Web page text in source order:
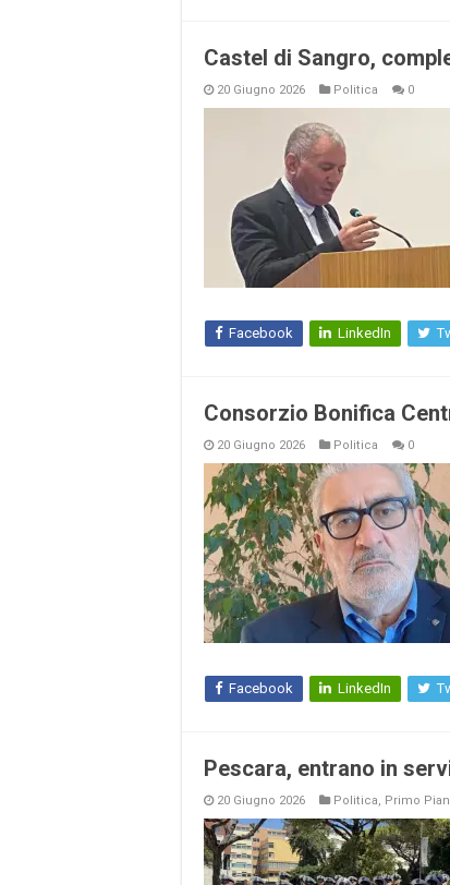
Castel di Sangro,
20 Giugno 2026 Politica 0
Facebook LinkedIn
Consorzio Bonifica
20 Giugno 2026 Politica 0
Facebook LinkedIn
Pescara, entrano in
20 Giugno 2026 Politica, Primo